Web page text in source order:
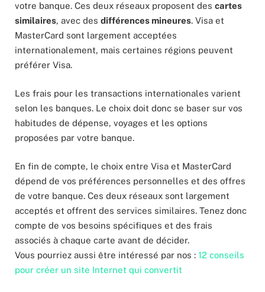
votre banque. Ces deux réseaux proposent des cartes
similaires, avec des différences mineures. Visa et
MasterCard sont largement acceptées
internationalement, mais certaines régions peuvent
préférer Visa.
Les frais pour les transactions internationales varient
selon les banques. Le choix doit donc se baser sur vos
habitudes de dépense, voyages et les options
proposées par votre banque​​.
En fin de compte, le choix entre Visa et MasterCard
dépend de vos préférences personnelles et des offres
de votre banque. Ces deux réseaux sont largement
acceptés et offrent des services similaires. Tenez donc
compte de vos besoins spécifiques et des frais
associés à chaque carte avant de décider.
Vous pourriez aussi être intéressé par nos : 12 conseils
pour créer un site Internet qui convertit